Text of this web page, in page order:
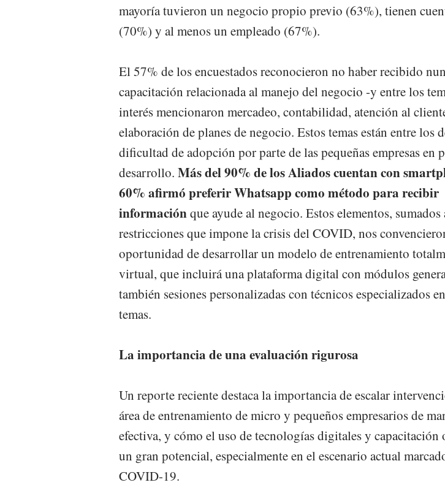
mayoría tuvieron un negocio propio previo (63%), tienen
(70%) y al menos un empleado (67%).
El 57% de los encuestados reconocieron no haber recibido
capacitación relacionada al manejo del negocio -y entre los
interés mencionaron mercadeo, contabilidad, atención al
elaboración de planes de negocio. Estos temas están entre los
dificultad de adopción por parte de las pequeñas empresas en
desarrollo. Más del 90% de los Aliados cuentan con
60% afirmó preferir Whatsapp como método para recibir
informaciónque ayude al negocio. Estos elementos, sumados
restricciones que impone la crisis del COVID, nos
oportunidad de desarrollar un modelo de entrenamiento
virtual, que incluirá una plataforma digital con módulos
también sesiones personalizadas con técnicos especializados
temas.
La importancia de una evaluación rigurosa
Un reporte reciente destaca la importancia de escalar
área de entrenamiento de micro y pequeños empresarios de
efectiva, y cómo el uso de tecnologías digitales y capacitación
un gran potencial, especialmente en el escenario actual
COVID-19.